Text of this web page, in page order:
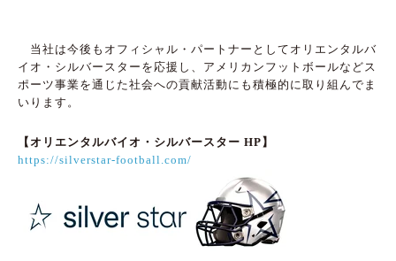
当社は今後もオフィシャル・パートナーとしてオリエンタルバ
イオ・シルバースターを応援し、アメリカンフットボールなどス
ポーツ事業を通じた社会への貢献活動にも積極的に取り組んでま
いります。
【オリエンタルバイオ・シルバースター HP】
https://silverstar-football.com/